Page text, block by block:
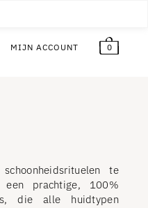
MIJN ACCOUNT 0
te
prachtige, 100%
die alle huidtypen